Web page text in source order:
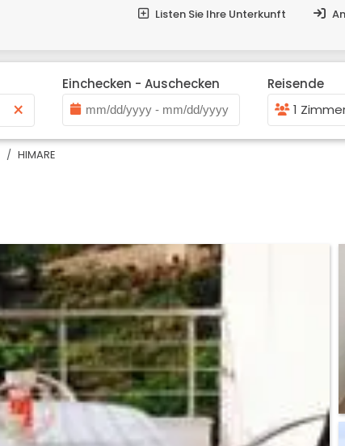
Listen Sie Ihre Unterkunft
×
Einchecken - Auschecken
Reisende
1
HIMARE